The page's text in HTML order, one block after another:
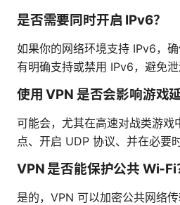
是否需要同时开启 IPv6？
如果你的网络环境支持 IPv6，
有明确支持或禁用 IPv6，避免泄
使用 VPN 是否会影响游戏延
可能会，尤其在高速对战类游戏
点、开启 UDP 协议、并在必要
VPN 是否能保护公共 Wi‑Fi
是的，VPN 可以加密公共网络